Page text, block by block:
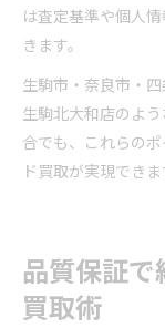
は査定基準や個人
きます。
生駒市・奈良市・
生駒北大和店のよ
合でも、これらの
ド買取が実現できま
品質保証
買取術